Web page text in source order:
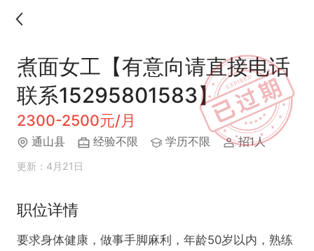
煮面女工【有意向请直接电话
联系15295801583】
2300-2500元/月
通山县 经验不限 学历不限 招1人
更新：4月21日
职位详情
要求身体健康，做事手脚麻利，年龄50岁以内，熟练